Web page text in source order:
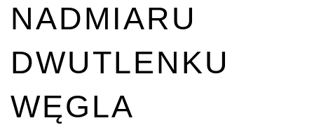
NADMIARU
DWUTLENKU
WĘGLA